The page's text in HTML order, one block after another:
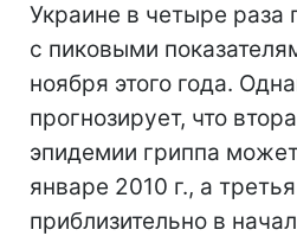
Украине в четыре раза
с пиковыми
ноября этого года.
прогнозирует, что
эпидемии гриппа
январе 2010 г., а
приблизительно в